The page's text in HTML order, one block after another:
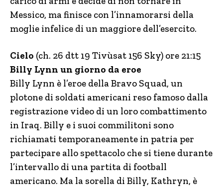
Messico, ma finisce con l’innamorarsi della
moglie infelice di un maggiore dell’esercito.
Cielo (ch. 26 dtt 19 Tivùsat 156 Sky) ore 21:15
Billy Lynn un giorno da eroe
Billy Lynn è l’eroe della Bravo Squad, un
plotone di soldati americani reso famoso dalla
registrazione video di un loro combattimento
in Iraq. Billy e i suoi commilitoni sono
richiamati temporaneamente in patria per
partecipare allo spettacolo che si tiene durante
l’intervallo di una partita di football
americano. Ma la sorella di Billy, Kathryn, è